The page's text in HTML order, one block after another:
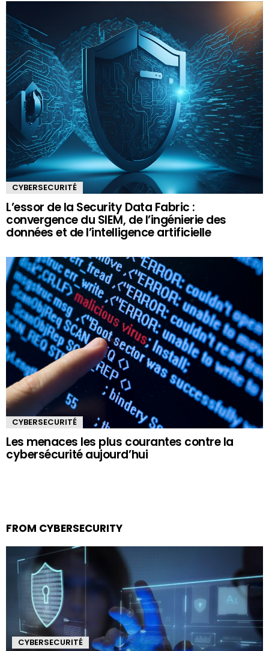
CYBERSECURITÉ
L’essor de la Security Data Fabric :
convergence du SIEM, de l’ingénierie des
données et de l’intelligence artificielle
CYBERSECURITÉ
Les menaces les plus courantes contre la
cybersécurité aujourd’hui
FROM CYBERSECURITY
CYBERSECURITÉ